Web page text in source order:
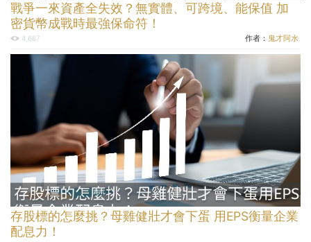
戰爭一來資產全失效？無實體、可跨境、能保值 加
密貨幣成戰時最強保命符！
4,667 作者： 鬼才阿水
存股標的怎麼挑？母雞健壯才會下蛋 用EPS衡量企業
配息力！